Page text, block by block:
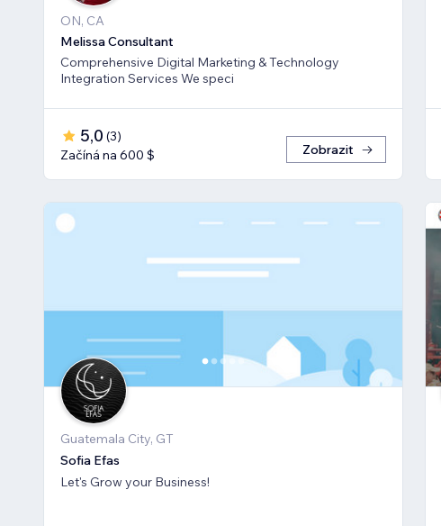
ON, CA
Melissa Consultant
Comprehensive Digital Marketing & Technology
Integration Services We speci
5,0 (3)
Začíná na 600 $
Zobrazit
Guatemala City, GT
Sofia Efas
Let's Grow your Business!